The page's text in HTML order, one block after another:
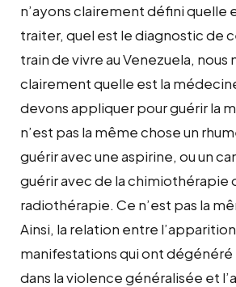
n’ayons clairement défini quelle
traiter, quel est le diagnostic de
train de vivre au Venezuela, nous
clairement quelle est la
devons appliquer pour guérir la
n’est pas la même chose un
guérir avec une aspirine, ou un
guérir avec de la chimiothérapie
radiothérapie. Ce n’est pas la
Ainsi, la relation entre
manifestations qui ont
dans la violence généralisée et